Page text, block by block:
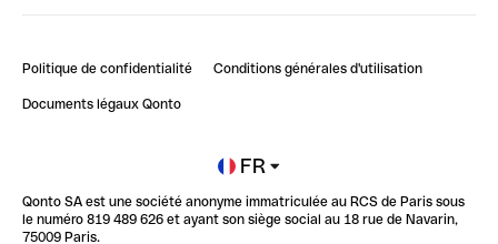
Impact de l'IA sur les carrières/productivité
Blog
Newsroom
Glossaire finance
Politique de confidentialité Conditions générales d'utilisation
Documents légaux Qonto
FR
Qonto SA est une société anonyme immatriculée au RCS de Paris sous
le numéro 819 489 626 et ayant son siège social au 18 rue de Navarin,
75009 Paris.